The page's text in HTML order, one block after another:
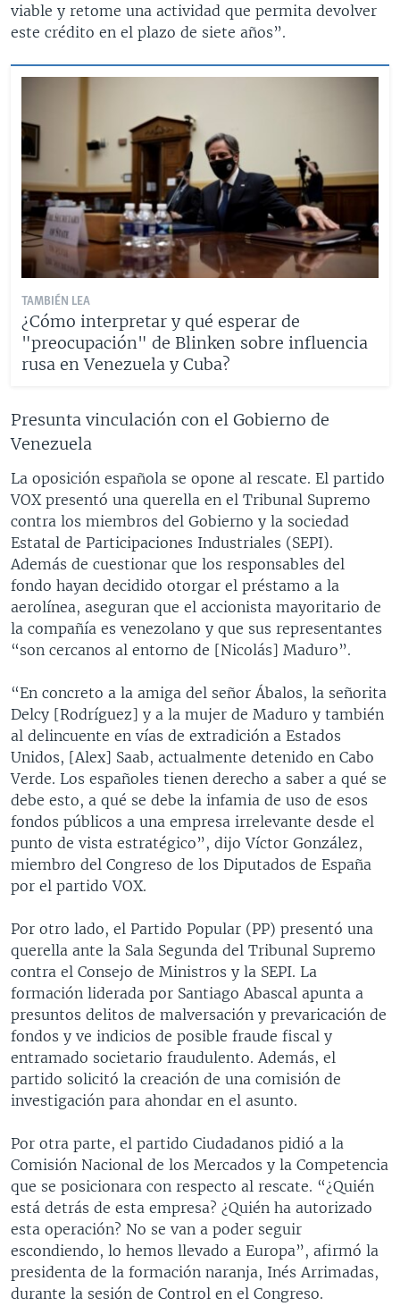
viable y retome una actividad que permita devolver
este crédito en el plazo de siete años”.
TAMBIÉN LEA
¿Cómo interpretar y qué esperar de
"preocupación" de Blinken sobre influencia
rusa en Venezuela y Cuba?
Presunta vinculación con el Gobierno de
Venezuela
La oposición española se opone al rescate. El partido
VOX presentó una querella en el Tribunal Supremo
contra los miembros del Gobierno y la sociedad
Estatal de Participaciones Industriales (SEPI).
Además de cuestionar que los responsables del
fondo hayan decidido otorgar el préstamo a la
aerolínea, aseguran que el accionista mayoritario de
la compañía es venezolano y que sus representantes
“son cercanos al entorno de [Nicolás] Maduro”.
“En concreto a la amiga del señor Ábalos, la señorita
Delcy [Rodríguez] y a la mujer de Maduro y también
al delincuente en vías de extradición a Estados
Unidos, [Alex] Saab, actualmente detenido en Cabo
Verde. Los españoles tienen derecho a saber a qué se
debe esto, a qué se debe la infamia de uso de esos
fondos públicos a una empresa irrelevante desde el
punto de vista estratégico”, dijo Víctor González,
miembro del Congreso de los Diputados de España
por el partido VOX.
Por otro lado, el Partido Popular (PP) presentó una
querella ante la Sala Segunda del Tribunal Supremo
contra el Consejo de Ministros y la SEPI. La
formación liderada por Santiago Abascal apunta a
presuntos delitos de malversación y prevaricación de
fondos y ve indicios de posible fraude fiscal y
entramado societario fraudulento. Además, el
partido solicitó la creación de una comisión de
investigación para ahondar en el asunto.
Por otra parte, el partido Ciudadanos pidió a la
Comisión Nacional de los Mercados y la Competencia
que se posicionara con respecto al rescate. “¿Quién
está detrás de esta empresa? ¿Quién ha autorizado
esta operación? No se van a poder seguir
escondiendo, lo hemos llevado a Europa”, afirmó la
presidenta de la formación naranja, Inés Arrimadas,
durante la sesión de Control en el Congreso.